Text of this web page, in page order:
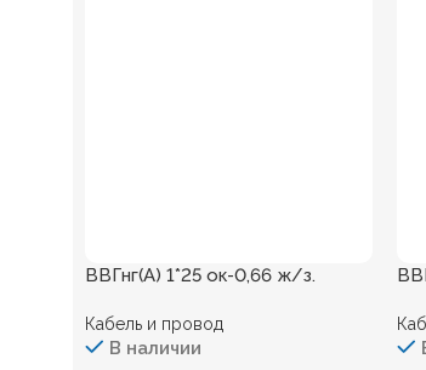
ВВГнг(А) 1*25 ок-0,66 ж/з.
Кабель и провод
В наличии